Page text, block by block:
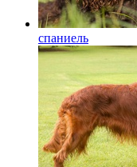
спаниель